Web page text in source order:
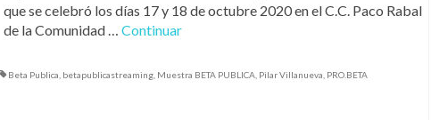
que se celebró los días 17 y 18 de octubre 2020 en el C.C. Paco Rabal
de la Comunidad … Continuar
Beta Publica betapublicastreaming, Muestra BETA PUBLICA Pilar Villanueva PRO.BETA